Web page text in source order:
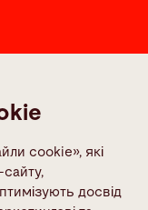
cookie», які
досвід